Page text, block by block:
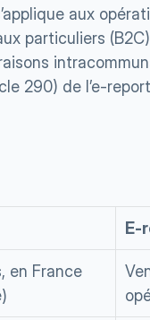
aux
particuliers
290) de l’e-
E-
en France